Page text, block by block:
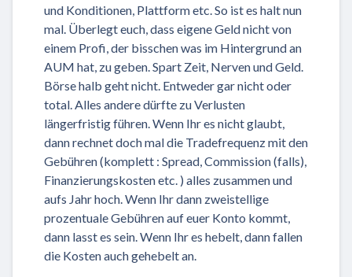
und Konditionen, Plattform etc. So ist es halt nun
mal. Überlegt euch, dass eigene Geld nicht von
einem Profi, der bisschen was im Hintergrund an
AUM hat, zu geben. Spart Zeit, Nerven und Geld.
Börse halb geht nicht. Entweder gar nicht oder
total. Alles andere dürfte zu Verlusten
längerfristig führen. Wenn Ihr es nicht glaubt,
dann rechnet doch mal die Tradefrequenz mit den
Gebühren (komplett : Spread, Commission (falls),
Finanzierungskosten etc. ) alles zusammen und
aufs Jahr hoch. Wenn Ihr dann zweistellige
prozentuale Gebühren auf euer Konto kommt,
dann lasst es sein. Wenn Ihr es hebelt, dann fallen
die Kosten auch gehebelt an.